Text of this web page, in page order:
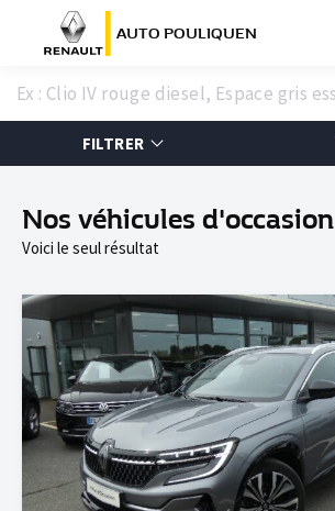
AUTO POULIQUEN
FILTRER
Nos véhicules d'occasion
Voici le seul résultat